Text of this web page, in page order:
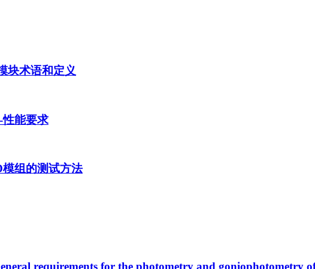
块术语和定义
性能要求
组的测试方法
requirements for the photometry and goniophotometry